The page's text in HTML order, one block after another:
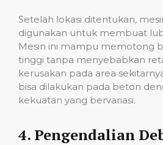
Setelah lokasi ditentukan,
digunakan untuk membuat
Mesin ini mampu memotong
tinggi tanpa menyebabkan
kerusakan pada area
bisa dilakukan pada beton
kekuatan yang bervariasi.
4. Pengendalian